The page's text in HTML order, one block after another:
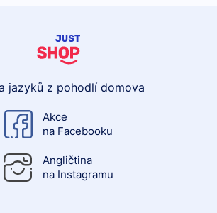
jazyků z pohodlí domova
Akce
na Facebooku
Angličtina
na Instagramu